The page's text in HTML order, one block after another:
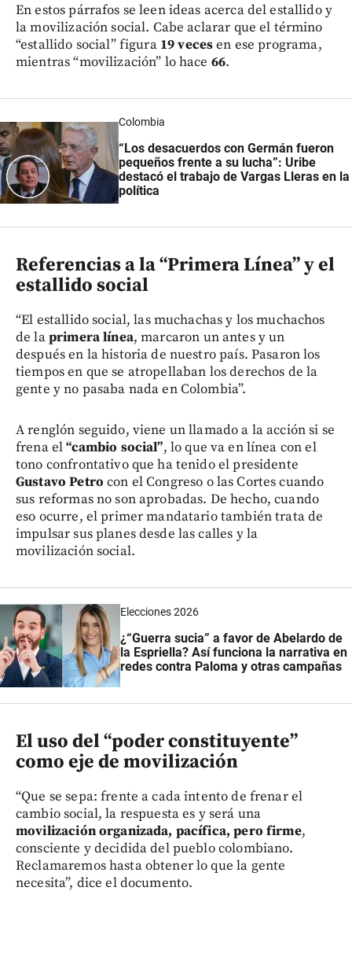
En estos párrafos se leen ideas acerca del estallido y
la movilización social. Cabe aclarar que el término
“estallido social” figura 19 vecesen ese programa,
mientras “movilización” lo hace 66.
Colombia
“Los desacuerdos con Germán fueron
pequeños frente a su lucha”: Uribe
destacó el trabajo de Vargas Lleras en la
política
Referencias a la “Primera Línea” y el
estallido social
“El estallido social, las muchachas y los muchachos
de laprimera línea, marcaron un antes y un
después en la historia de nuestro país. Pasaron los
tiempos en que se atropellaban los derechos de la
gente y no pasaba nada en Colombia”.
A renglón seguido, viene un llamado a la acción si se
frena el“cambio social”, lo que va en línea con el
tono confrontativo que ha tenido el presidente
Gustavo Petro con el Congreso o las Cortes cuando
sus reformas no son aprobadas. De hecho, cuando
eso ocurre, el primer mandatario también trata de
impulsar sus planes desde las calles y la
movilización social.
Elecciones 2026
¿“Guerra sucia” a favor de Abelardo de
la Espriella? Así funciona la narrativa en
redes contra Paloma y otras campañas
El uso del “poder constituyente”
como eje de movilización
“Que se sepa: frente a cada intento de frenar el
cambio social, la respuesta es y será una
movilización organizada, pacífica, pero firme,
consciente y decidida del pueblo colombiano.
Reclamaremos hasta obtener lo que la gente
necesita”, dice el documento.